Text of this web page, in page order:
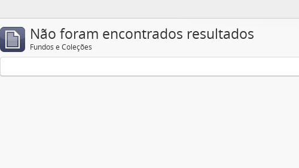
Não foram encontrados resultados
Fundos e Coleções